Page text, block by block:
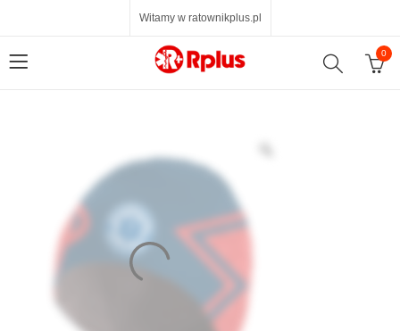
Witamy w ratownikplus.pl
0